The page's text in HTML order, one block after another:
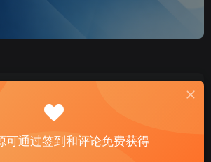
剑第七版单机版流浪武士男枪男格
DNF地下城与勇士
关注
可通过签到和评论免费获得